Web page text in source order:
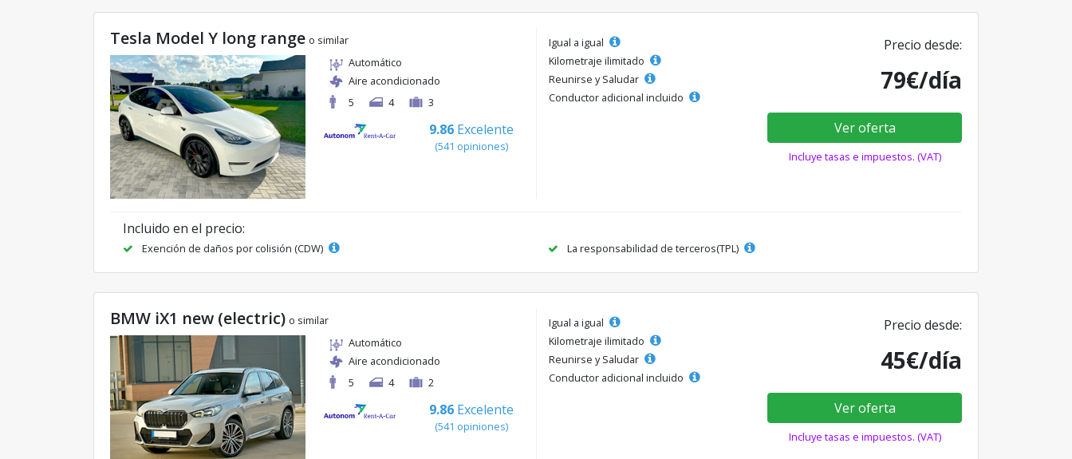
Tesla Model Y long range o similar
Automático
Aire acondicionado
5
4 3
9.86 Excelente
(541 opiniones)
Igual a igual
Kilometraje ilimitado
Reunirse y Saludar
Conductor adicional incluido
Precio desde:
79€/día
Ver oferta
Incluye tasas e impuestos. (VAT)
Incluido en el precio:
Exención de daños por colisión (CDW) La responsabilidad de terceros(TPL)
BMW iX1 new (electric) o similar
Automático
Aire acondicionado
5
4 2
9.86 Excelente
(541 opiniones)
Igual a igual
Kilometraje ilimitado
Reunirse y Saludar
Conductor adicional incluido
Precio desde:
45€/día
Ver oferta
Incluye tasas e impuestos. (VAT)